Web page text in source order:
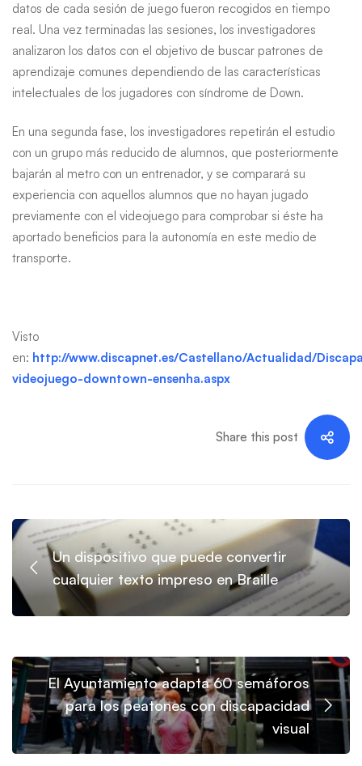
datos de cada sesión de juego fueron recogidos en tiempo
real. Una vez terminadas las sesiones, los investigadores
analizaron los datos con el objetivo de buscar patrones de
aprendizaje comunes dependiendo de las características
intelectuales de los jugadores con síndrome de Down.
En una segunda fase, los investigadores repetirán el estudio
con un grupo más reducido de alumnos, que posteriormente
bajarán al metro con un entrenador, y se comparará su
experiencia con aquellos alumnos que no hayan jugado
previamente con el videojuego para comprobar si éste ha
aportado beneficios para la autonomía en este medio de
transporte.
Visto
en: http://www.discapnet.es/Castellano/Actualidad/
videojuego-downtown-ensenha.aspx
Share this post
Un dispositivo que puede convertir
cualquier texto impreso en Braille
El Ayuntamiento adapta 60 semáforos
para los peatones con discapacidad
visual